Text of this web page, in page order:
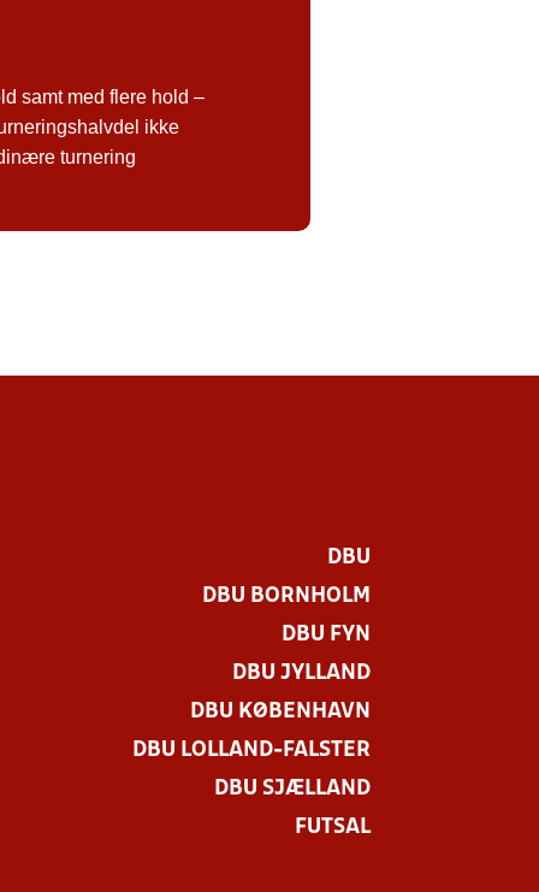
samt med flere hold –
ikke
turnering
DBU
DBU BORNHOLM
DBU FYN
DBU JYLLAND
DBU KØBENHAVN
DBU LOLLAND-FALSTER
DBU SJÆLLAND
FUTSAL